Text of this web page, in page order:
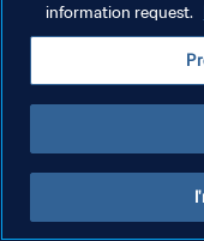
information request.